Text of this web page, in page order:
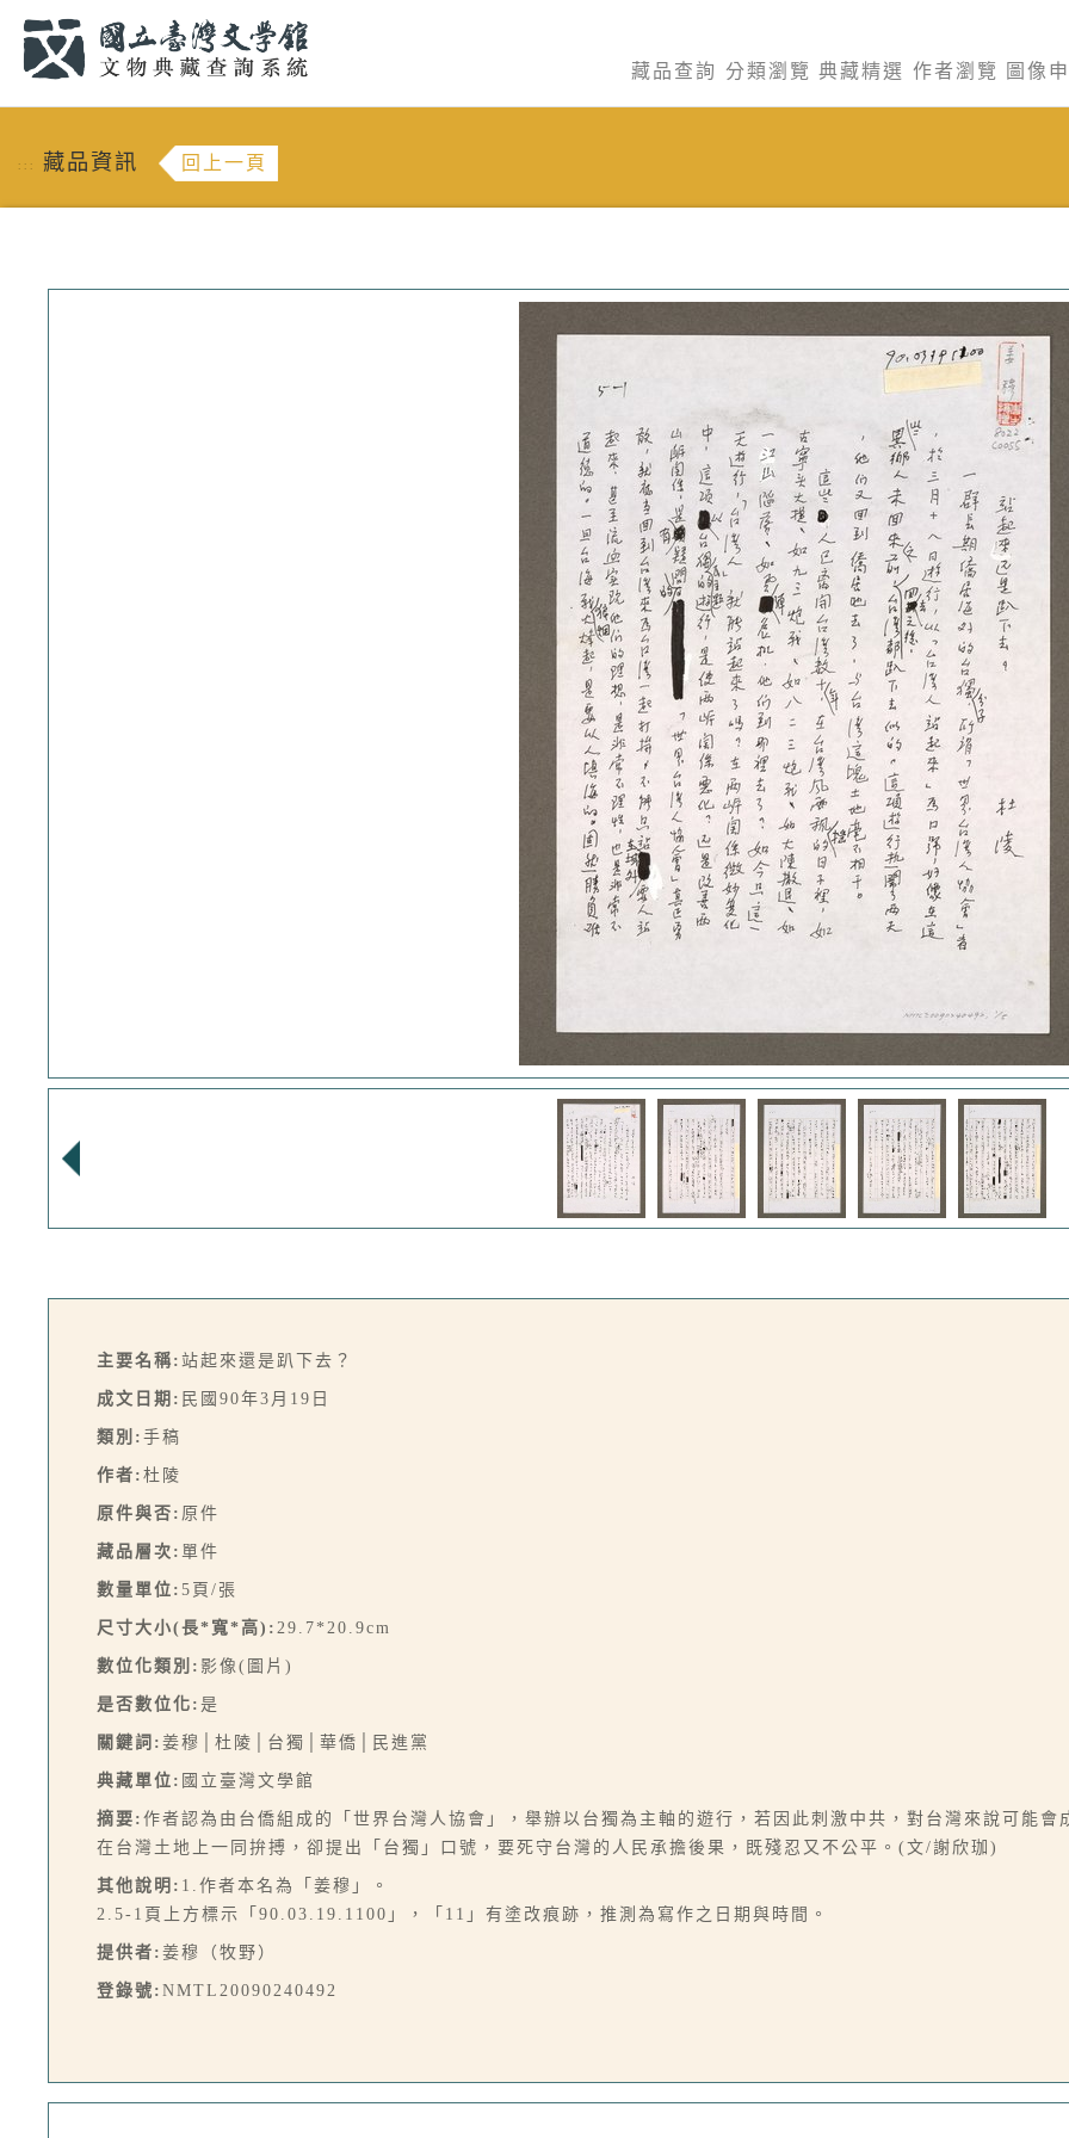
藏品查詢 分類瀏覽 典藏精選 作者瀏覽 圖像
::: 藏品資訊 回上一頁
主要名稱: 站起來還是趴下去？
成文日期: 民國90年3月19日
類別: 手稿
作者: 杜陵
原件與否: 原件
藏品層次: 單件
數量單位: 5頁/張
尺寸大小(長*寬*高): 29.7*20.9cm
數位化類別: 影像(圖片)
是否數位化: 是
關鍵詞: 姜穆│杜陵│台獨│華僑│民進黨
典藏單位: 國立臺灣文學館
摘要: 作者認為由台僑組成的「世界台灣人協會」，舉辦以台獨為主軸的遊行，若因此刺激中共，對台灣來說可能
在台灣土地上一同拚搏，卻提出「台獨」口號，要死守台灣的人民承擔後果，既殘忍又不公平。(文/謝欣珈)
其他說明: 1.作者本名為「姜穆」。
2.5-1頁上方標示「90.03.19.1100」，「11」有塗改痕跡，推測為寫作之日期與時間。
提供者: 姜穆（牧野）
登錄號: NMTL20090240492